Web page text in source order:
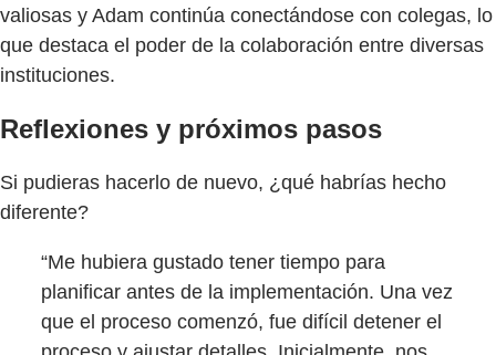
valiosas y Adam continúa conectándose con colegas, lo
que destaca el poder de la colaboración entre diversas
instituciones.
Reflexiones y próximos pasos
Si pudieras hacerlo de nuevo, ¿qué habrías hecho
diferente?
“Me hubiera gustado tener tiempo para
planificar antes de la implementación. Una vez
que el proceso comenzó, fue difícil detener el